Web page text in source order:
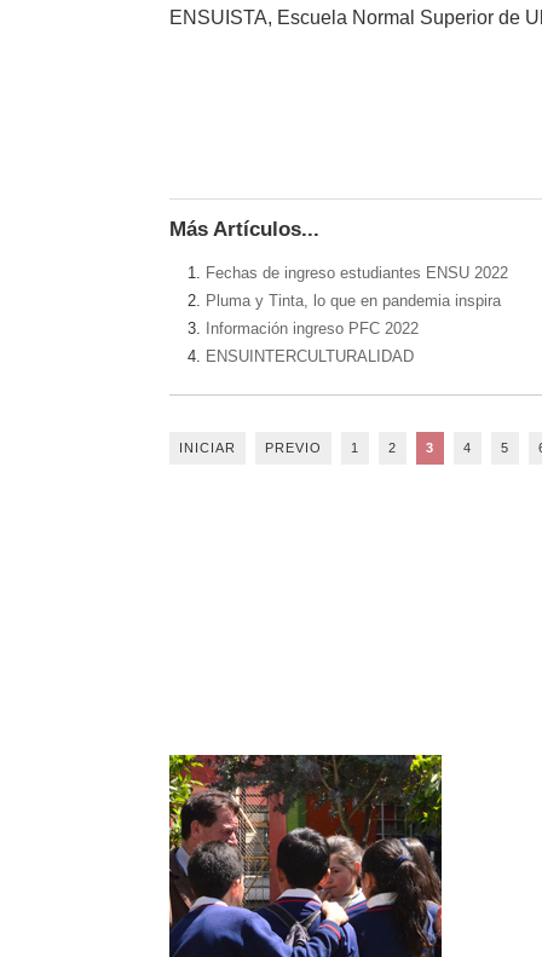
ENSUISTA, Escuela Normal Superior de
Más Artículos...
Fechas de ingreso estudiantes ENSU 2022
Pluma y Tinta, lo que en pandemia inspira
Información ingreso PFC 2022
ENSUINTERCULTURALIDAD
INICIAR PREVIO 1 2 3 4 5